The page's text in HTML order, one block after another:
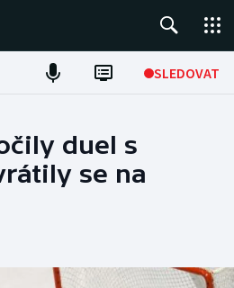
SLEDOVAT
duel s
se na